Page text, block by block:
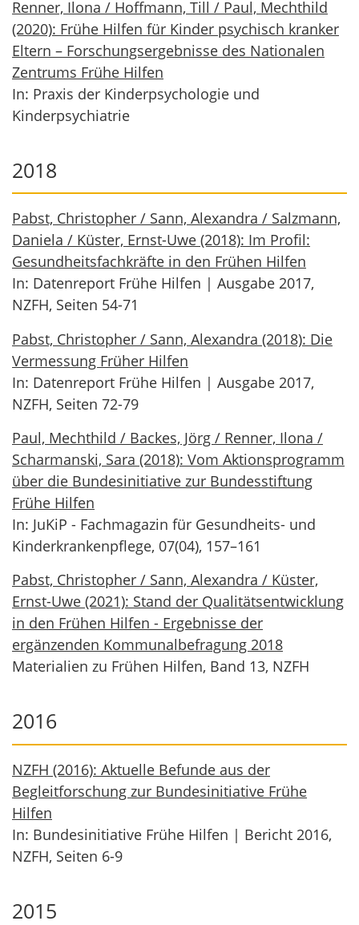
Renner, Ilona / Hoffmann, Till / Paul, Mechthild
(2020): Frühe Hilfen für Kinder psychisch kranker
Eltern – Forschungsergebnisse des Nationalen
Zentrums Frühe Hilfen
In: Praxis der Kinderpsychologie und
Kinderpsychiatrie
2018
Pabst, Christopher / Sann, Alexandra / Salzmann,
Daniela / Küster, Ernst-Uwe (2018): Im Profil:
Gesundheitsfachkräfte in den Frühen Hilfen
In: Datenreport Frühe Hilfen | Ausgabe 2017,
NZFH, Seiten 54-71
Pabst, Christopher / Sann, Alexandra (2018): Die
Vermessung Früher Hilfen
In: Datenreport Frühe Hilfen | Ausgabe 2017,
NZFH, Seiten 72-79
Paul, Mechthild / Backes, Jörg / Renner, Ilona /
Scharmanski, Sara (2018): Vom Aktionsprogramm
über die Bundesinitiative zur Bundesstiftung
Frühe Hilfen
In: JuKiP - Fachmagazin für Gesundheits- und
Kinderkrankenpflege, 07(04), 157–161
Pabst, Christopher / Sann, Alexandra / Küster,
Ernst-Uwe (2021): Stand der Qualitätsentwicklung
in den Frühen Hilfen - Ergebnisse der
ergänzenden Kommunalbefragung 2018
Materialien zu Frühen Hilfen, Band 13, NZFH
2016
NZFH (2016): Aktuelle Befunde aus der
Begleitforschung zur Bundesinitiative Frühe
Hilfen
In: Bundesinitiative Frühe Hilfen | Bericht 2016,
NZFH, Seiten 6-9
2015